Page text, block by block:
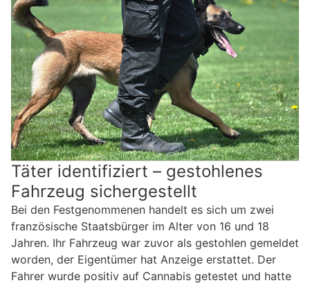
Täter identifiziert – gestohlenes
Fahrzeug sichergestellt
Bei den Festgenommenen handelt es sich um zwei
französische Staatsbürger im Alter von 16 und 18
Jahren. Ihr Fahrzeug war zuvor als gestohlen gemeldet
worden, der Eigentümer hat Anzeige erstattet. Der
Fahrer wurde positiv auf Cannabis getestet und hatte